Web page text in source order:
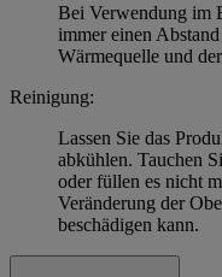
Bei Verwendung im
immer einen
Wärmequelle und
Reinigung:
Lassen Sie das
abkühlen. Tauchen
oder füllen es nicht
Veränderung der
beschädigen kann.